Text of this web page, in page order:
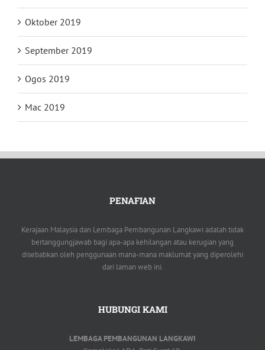
Oktober 2019
September 2019
Ogos 2019
Mac 2019
PENAFIAN
Kerajaan Malaysia dan Lembaga Pembangunan Langkawi adalah tidak
bertanggungjawab bagi apa-apa kehilangan atau kerugian yang
disebabkan oleh penggunaan mana-mana maklumat yang diperolehi
dari laman web ini.
HUBUNGI KAMI
LEMBAGA PEMBANGUNAN LANGKAWI